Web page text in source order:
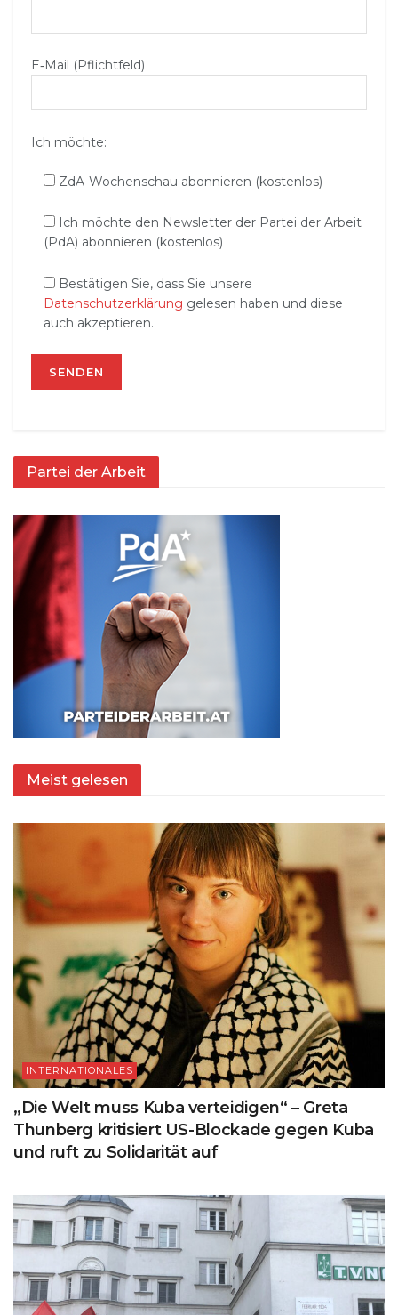
E‑Mail (Pflichtfeld)
Ich möchte:
ZdA-Wochenschau abonnieren (kostenlos)
Ich möchte den Newsletter der Partei der Arbeit
(PdA) abonnieren (kostenlos)
Bestätigen Sie, dass Sie unsere
Datenschutzerklärung gelesen haben und diese
auch akzeptieren.
Partei der Arbeit
Meist gelesen
INTERNATIONALES
„Die Welt muss Kuba verteidigen“ – Greta
Thunberg kritisiert US-Blockade gegen Kuba
und ruft zu Solidarität auf